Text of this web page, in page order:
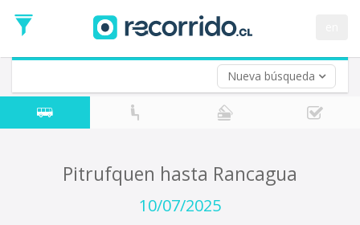
Nueva búsqueda
de
Ida
Vuelta (opcional)
Fecha
de
Pitrufquen hasta Rancagua
10/07/2025